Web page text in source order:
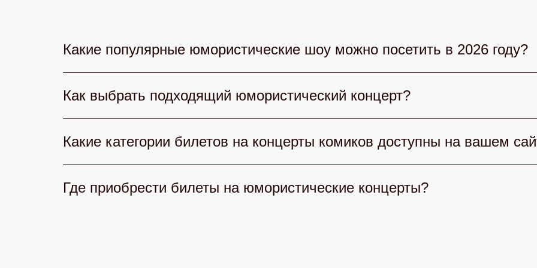
Какие популярные юмористические шоу можно посетить в 2026 году?
В 2026 году любители смеха могут выбрать множество юмористических шоу.
комиков страны, КВН радует остроумными командами, «Уральские пельмени»
Клаб» — культовый юмор и звездные гости. Также популярны вечерние шоу и
Как выбрать подходящий юмористический концерт?
При выборе юмористического концерта учитывайте стиль юмора: Стендап, КВН
репутацию артистов, отзывы зрителей и формат шоу. Обратите внимание на
точно найдете концерт, где смех будет искренним и приятным.
Какие категории билетов на концерты комиков доступны на вашем
На нашем сайте доступны разные категории билетов на концерты комиков: от
видимостью и бонусами. Каждый найдет оптимальный формат для комфортного
Где приобрести билеты на юмористические концерты?